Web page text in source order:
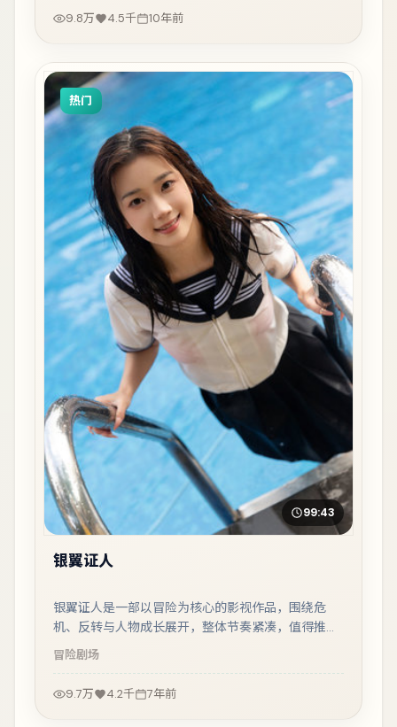
9.8万 4.5千 10年前
热门
99:43
银翼证人
银翼证人是一部以冒险为核心的影视作品，围绕危
机、反转与人物成长展开，整体节奏紧凑，值得推荐
观看。
冒险剧场
9.7万 4.2千 7年前